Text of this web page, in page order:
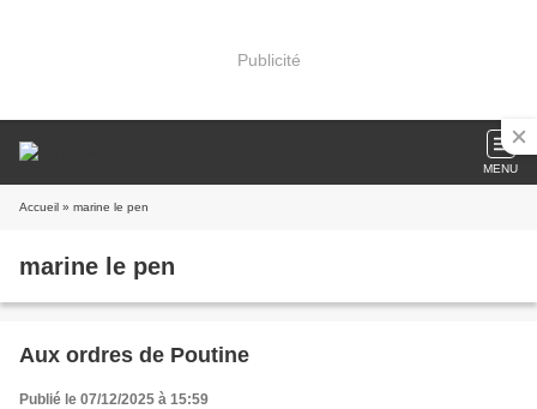
Publicité
MENU
Accueil » marine le pen
marine le pen
Aux ordres de Poutine
Publié le 07/12/2025 à 15:59